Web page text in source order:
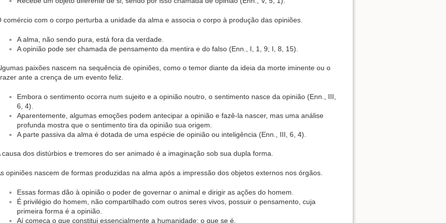
comércio com o corpo perturba a unidade da alma e associa o corpo à produção das opiniões.
A alma, não sendo pura, está fora da verdade.
A opinião pode ser chamada de pensamento da mentira e do falso (Enn., I, 1, 9; I, 8, 15).
paixões nascem na sequência de opiniões, como o temor diante da ideia da morte iminente ou o
ante a crença de um evento feliz.
Embora o sentimento ocorra num sujeito e a opinião noutro, o sentimento nasce da opinião (Enn., III,
6, 4).
Aparentemente, algumas emoções podem antecipar a opinião e fazê-la nascer, mas uma análise
profunda mostra que o sentimento tira da opinião sua origem.
A parte passiva da alma é dotada de uma espécie de opinião ou inteligência (Enn., III, 6, 4).
causa dos distúrbios e tremores do ser animado é a imaginação sob sua dupla forma.
opiniões nascem de formas produzidas na alma após a impressão dos objetos externos nos órgãos.
Essas formas dão à opinião o poder de governar o animal e dirigir as ações do homem.
É privilégio do homem, não compartilhado com outros seres vivos, possuir o pensamento, cuja
primeira forma é a opinião.
Aí começa o que constitui essencialmente a humanidade: o que se é.